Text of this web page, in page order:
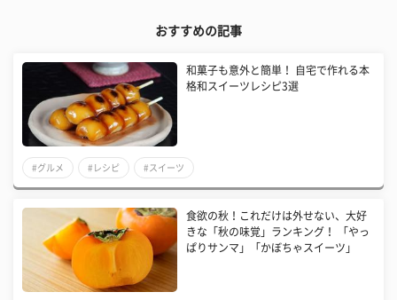
おすすめの記事
和菓子も意外と簡単！ 自宅で作れる本
格和スイーツレシピ3選
#グルメ #レシピ #スイーツ
食欲の秋！これだけは外せない、大好
きな「秋の味覚」ランキング！ 「やっ
ぱりサンマ」「かぼちゃスイーツ」